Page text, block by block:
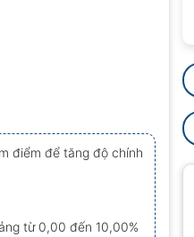
điểm để tăng độ chính
từ 0,00 đến 10,00%